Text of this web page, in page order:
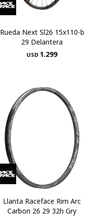
Rueda Next Sl26 15x110-b
29 Delantera
USD 1.299
Llanta Raceface Rim Arc
Carbon 26 29 32h Gry